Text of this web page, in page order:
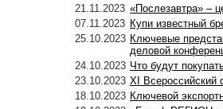
21.11.2023 «Послезавтра» –
07.11.2023 Купи известный
25.10.2023 Ключевые
деловой
24.10.2023 Что будут
23.10.2023 XI Всероссийский
18.10.2023 Ключевой